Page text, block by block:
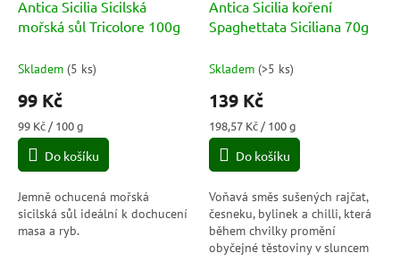
Antica Sicilia Sicilská
mořská sůl Tricolore 100g
Skladem (5 ks)
99 Kč
Měrná
cena:
99 Kč / 100 g
Do košíku
Jemně ochucená mořská
sicilská sůl ideální k dochucení
masa a ryb.
Antica Sicilia koření
Spaghettata Siciliana 70g
Skladem (>5 ks)
139 Kč
Měrná
cena:
198,57 Kč / 100 g
Do košíku
Voňavá směs sušených rajčat,
česneku, bylinek a chilli, která
během chvilky promění
obyčejné těstoviny v sluncem